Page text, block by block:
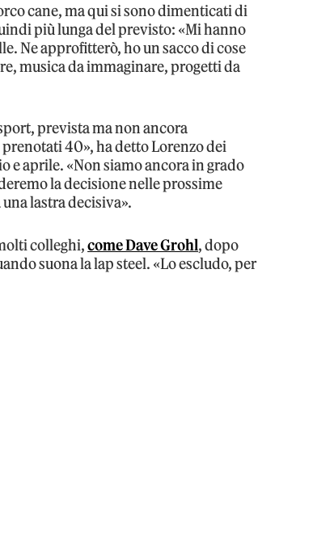
cane, ma qui si sono dimenticati di
più lunga del previsto: «Mi hanno
Ne approfitterò, ho un sacco di cose
musica da immaginare, progetti da
prevista ma non ancora
40», ha detto Lorenzo dei
e aprile. «Non siamo ancora in grado
la decisione nelle prossime
lastra decisiva».
colleghi,come Dave Grohl, dopo
suona la lap steel. «Lo escludo, per